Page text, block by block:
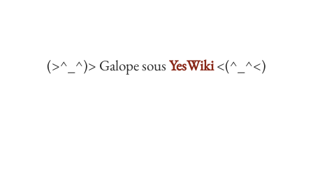
(>^_^)> Galope sousYesWiki<(^_^<)